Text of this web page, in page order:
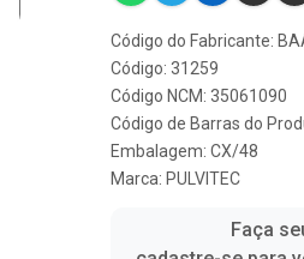
Código do Fabricante:
Código: 31259
Código NCM: 35061090
Código de Barras do
Embalagem: CX/48
Marca: PULVITEC
Faça